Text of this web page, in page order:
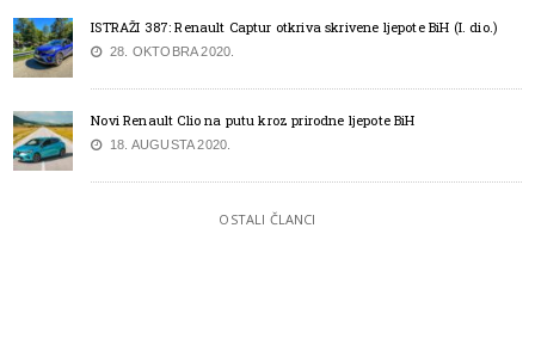
ISTRAŽI 387: Renault Captur otkriva skrivene ljepote BiH (I. dio.)
28. OKTOBRA 2020.
Novi Renault Clio na putu kroz prirodne ljepote BiH
18. AUGUSTA 2020.
OSTALI ČLANCI